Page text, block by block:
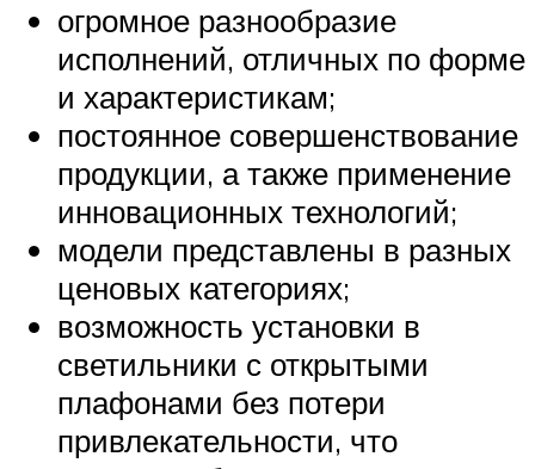
огромное разнообразие
исполнений, отличных по форме
и характеристикам;
постоянное совершенствование
продукции, а также применение
инновационных технологий;
модели представлены в разных
ценовых категориях;
возможность установки в
светильники с открытыми
плафонами без потери
привлекательности, что